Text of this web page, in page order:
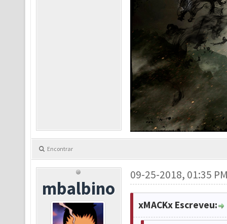
Encontrar
mbalbino
09-25-2018, 01:35
xMACKx Escreveu: